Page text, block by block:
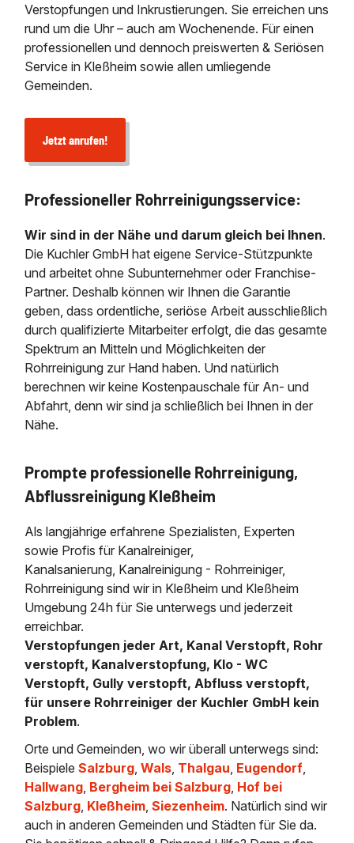
Verstopfungen und Inkrustierungen. Sie erreichen uns
rund um die Uhr – auch am Wochenende. Für einen
professionellen und dennoch preiswerten & Seriösen
Service in Kleßheim sowie allen umliegende
Gemeinden.
Jetzt anrufen!
Professioneller Rohrreinigungsservice:
Wir sind in der Nähe und darum gleich bei Ihnen.
Die Kuchler GmbH hat eigene Service-Stützpunkte
und arbeitet ohne Subunternehmer oder Franchise-
Partner. Deshalb können wir Ihnen die Garantie
geben, dass ordentliche, seriöse Arbeit ausschließlich
durch qualifizierte Mitarbeiter erfolgt, die das gesamte
Spektrum an Mitteln und Möglichkeiten der
Rohrreinigung zur Hand haben. Und natürlich
berechnen wir keine Kostenpauschale für An- und
Abfahrt, denn wir sind ja schließlich bei Ihnen in der
Nähe.
Prompte professionelle Rohrreinigung,
Abflussreinigung Kleßheim
Als langjährige erfahrene Spezialisten, Experten
sowie Profis für Kanalreiniger,
Kanalsanierung, Kanalreinigung - Rohrreiniger,
Rohrreinigung sind wir in Kleßheim und Kleßheim
Umgebung 24h für Sie unterwegs und jederzeit
erreichbar.
Verstopfungen jeder Art, Kanal Verstopft, Rohr
verstopft, Kanalverstopfung, Klo - WC
Verstopft, Gully verstopft, Abfluss verstopft,
für unsere Rohrreiniger der Kuchler GmbH kein
Problem.
Orte und Gemeinden, wo wir überall unterwegs sind:
BeispieleSalzburg,Wals, Thalgau, Eugendorf,
Hallwang, Bergheim bei Salzburg, Hof bei
Salzburg, Kleßheim,Siezenheim. Natürlich sind wir
auch in anderen Gemeinden und Städten für Sie da.